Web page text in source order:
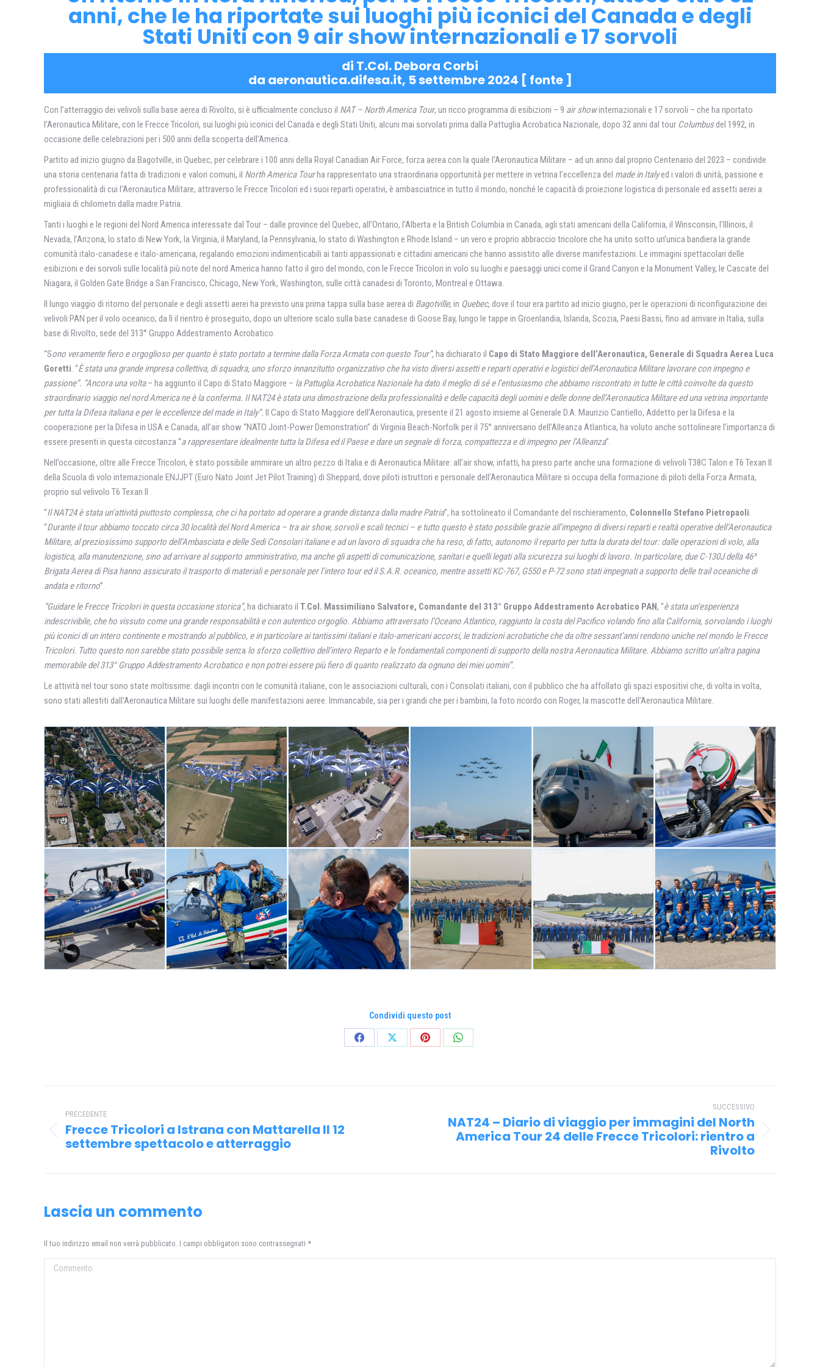
anni, che le ha riportate sui luoghi più iconici del Canada e degli
Stati Uniti con 9 air show internazionali e 17 sorvoli
di T.Col. Debora Corbi
da aeronautica.difesa.it, 5 settembre 2024 [ fonte]
Con l’atterraggio dei velivoli sulla base aerea di Rivolto, si è ufficialmente concluso il NAT – North America Tour, un ricco programma di esibizioni – 9 air showinternazionali e 17 sorvoli – che ha riportato
l’Aeronautica Militare, con le Frecce Tricolori, sui luoghi più iconici del Canada e degli Stati Uniti, alcuni mai sorvolati prima dalla Pattuglia Acrobatica Nazionale, dopo 32 anni dal tour Columbusdel 1992, in
occasione delle celebrazioni per i 500 anni della scoperta dell’America.
Partito ad inizio giugno da Bagotville, in Quebec, per celebrare i 100 anni della Royal Canadian Air Force, forza aerea con la quale l’Aeronautica Militare – ad un anno dal proprio Centenario del 2023 – condivide
una storia centenaria fatta di tradizioni e valori comuni, il North America Tourha rappresentato una straordinaria opportunità per mettere in vetrina l’eccellenza del made in Italyed i valori di unità, passione e
professionalità di cui l’Aeronautica Militare, attraverso le Frecce Tricolori ed i suoi reparti operativi, è ambasciatrice in tutto il mondo, nonché le capacità di proiezione logistica di personale ed assetti aerei a
migliaia di chilometri dalla madre Patria.
Tanti i luoghi e le regioni del Nord America interessate dal Tour – dalle province del Quebec, all’Ontario, l’Alberta e la British Columbia in Canada, agli stati americani della California, il Winsconsin, l’Illinois, il
Nevada, l’Arizona, lo stato di New York, la Virginia, il Maryland, la Pennsylvania, lo stato di Washington e Rhode Island – un vero e proprio abbraccio tricolore che ha unito sotto un’unica bandiera la grande
comunità italo-canadese e italo-americana, regalando emozioni indimenticabili ai tanti appassionati e cittadini americani che hanno assistito alle diverse manifestazioni. Le immagini spettacolari delle
esibizioni e dei sorvoli sulle località più note del nord America hanno fatto il giro del mondo, con le Frecce Tricolori in volo su luoghi e paesaggi unici come il Grand Canyon e la Monument Valley, le Cascate del
Niagara, il Golden Gate Bridge a San Francisco, Chicago, New York, Washington, sulle città canadesi di Toronto, Montreal e Ottawa.
Il lungo viaggio di ritorno del personale e degli assetti aerei ha previsto una prima tappa sulla base aerea di Bagotville, in Quebec, dove il tour era partito ad inizio giugno, per le operazioni di riconfigurazione dei
velivoli PAN per il volo oceanico; da lì il rientro è proseguito, dopo un ulteriore scalo sulla base canadese di Goose Bay, lungo le tappe in Groenlandia, Islanda, Scozia, Paesi Bassi, fino ad arrivare in Italia, sulla
base di Rivolto, sede del 313° Gruppo Addestramento Acrobatico.
“Sono veramente fiero e orgoglioso per quanto è stato portato a termine dalla Forza Armata con questo Tour”,ha dichiarato il Capo di Stato Maggiore dell’Aeronautica, Generale di Squadra Aerea Luca
Goretti. “È stata una grande impresa collettiva, di squadra, uno sforzo innanzitutto organizzativo che ha visto diversi assetti e reparti operativi e logistici dell’Aeronautica Militare lavorare con impegno e
passione”. “Ancora una volta– ha aggiunto il Capo di Stato Maggiore – la Pattuglia Acrobatica Nazionale ha dato il meglio di sé e l’entusiasmo che abbiamo riscontrato in tutte le città coinvolte da questo
straordinario viaggio nel nord America ne è la conferma. Il NAT24 è stata una dimostrazione della professionalità e delle capacità degli uomini e delle donne dell’Aeronautica Militare ed una vetrina importante
per tutta la Difesa italiana e per le eccellenze del made in Italy”. Il Capo di Stato Maggiore dell’Aeronautica, presente il 21 agosto insieme al Generale D.A. Maurizio Cantiello, Addetto per la Difesa e la
cooperazione per la Difesa in USA e Canada, all’air show “NATO Joint-Power Demonstration” di Virginia Beach-Norfolk per il 75° anniversario dell’Alleanza Atlantica, ha voluto anche sottolineare l’importanza di
essere presenti in questa circostanza “a rappresentare idealmente tutta la Difesa ed il Paese e dare un segnale di forza, compattezza e di impegno per l’Alleanza”.
Nell’occasione, oltre alle Frecce Tricolori, è stato possibile ammirare un altro pezzo di Italia e di Aeronautica Militare: all’air show, infatti, ha preso parte anche una formazione di velivoli T38C Talon e T6 Texan II
della Scuola di volo internazionale ENJJPT (Euro Nato Joint Jet Pilot Training) di Sheppard, dove piloti istruttori e personale dell’Aeronautica Militare si occupa della formazione di piloti della Forza Armata,
proprio sul velivolo T6 Texan II .
“Il NAT24 è stata un’attività piuttosto complessa, che ci ha portato ad operare a grande distanza dalla madre Patria”, ha sottolineato il Comandante del rischieramento, Colonnello Stefano Pietropaoli.
“Durante il tour abbiamo toccato circa 30 località del Nord America – tra air show, sorvoli e scali tecnici – e tutto questo è stato possibile grazie all’impegno di diversi reparti e realtà operative dell’Aeronautica
Militare, al preziosissimo supporto dell’Ambasciata e delle Sedi Consolari italiane e ad un lavoro di squadra che ha reso, di fatto, autonomo il reparto per tutta la durata del tour: dalle operazioni di volo, alla
logistica, alla manutenzione, sino ad arrivare al supporto amministrativo, ma anche gli aspetti di comunicazione, sanitari e quelli legati alla sicurezza sui luoghi di lavoro. In particolare, due C-130J della 46^
Brigata Aerea di Pisa hanno assicurato il trasporto di materiali e personale per l’intero tour ed il S.A.R. oceanico, mentre assetti KC-767, G550 e P-72 sono stati impegnati a supporto delle trail oceaniche di
andata e ritorno”.
“Guidare le Frecce Tricolori in questa occasione storica”,ha dichiarato il T.Col. Massimiliano Salvatore, Comandante del 313° Gruppo Addestramento Acrobatico PAN, “è stata un’esperienza
indescrivibile, che ho vissuto come una grande responsabilità e con autentico orgoglio. Abbiamo attraversato l’Oceano Atlantico, raggiunto la costa del Pacifico volando fino alla California, sorvolando i luoghi
più iconici di un intero continente e mostrando al pubblico, e in particolare ai tantissimi italiani e italo-americani accorsi, le tradizioni acrobatiche che da oltre sessant’anni rendono uniche nel mondo le Frecce
Tricolori. Tutto questo non sarebbe stato possibile senza lo sforzo collettivo dell’intero Reparto e le fondamentali componenti di supporto della nostra Aeronautica Militare. Abbiamo scritto un’altra pagina
memorabile del 313° Gruppo Addestramento Acrobatico e non potrei essere più fiero di quanto realizzato da ognuno dei miei uomini”.
Le attività nel tour sono state moltissime: dagli incontri con le comunità italiane, con le associazioni culturali, con i Consolati italiani, con il pubblico che ha affollato gli spazi espositivi che, di volta in volta,
sono stati allestiti dall’Aeronautica Militare sui luoghi delle manifestazioni aeree. Immancabile, sia per i grandi che per i bambini, la foto ricordo con Roger, la mascotte dell’Aeronautica Militare.
Condividi questo post
CondividiCondividiCondividiCondividi
traPRECEDENTE
Post
precedente:
Frecce Tricolori a Istrana con Mattarella Il 12
settembre spettacolo e atterraggio
SUCCESSIVO
Prossimo
NAT24 – Diario di viaggio per immagini del North
America Tour 24 delle Frecce Tricolori: rientro a
Rivolto
Lascia un commento
Il tuo indirizzo email non verrà pubblicato. I campi obbligatori sono contrassegnati *
Commento